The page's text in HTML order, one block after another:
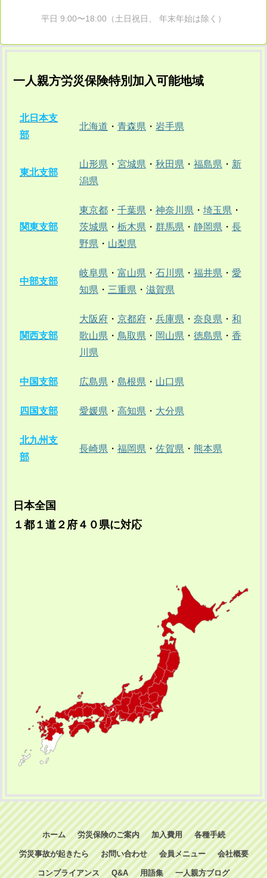
平日 9:00〜18:00（土日祝日、 年末年始は除く）
一人親方労災保険特別加入可能地域
北日本支
部
北海道 ・ 青森県 ・ 岩手県
東北支部
山形県 ・ 宮城県 ・ 秋田県 ・ 福島県 ・ 新
潟県
関東支部
東京都 ・ 千葉県 ・ 神奈川県 ・ 埼玉県 ・
茨城県 ・ 栃木県 ・ 群馬県 ・ 静岡県 ・ 長
野県 ・ 山梨県
中部支部
岐阜県 ・ 富山県 ・ 石川県 ・ 福井県 ・ 愛
知県 ・ 三重県 ・ 滋賀県
関西支部
大阪府 ・ 京都府 ・ 兵庫県 ・ 奈良県 ・ 和
歌山県 ・ 鳥取県 ・ 岡山県 ・ 徳島県 ・ 香
川県
中国支部 広島県 ・ 島根県 ・ 山口県
四国支部 愛媛県 ・ 高知県 ・ 大分県
北九州支
部
長崎県 ・ 福岡県 ・ 佐賀県 ・ 熊本県
日本全国
１都１道２府４０県に対応
ホーム 労災保険のご案内 加入費用 各種手続
労災事故が起きたら お問い合わせ 会員メニュー 会社概要
コンプライアンス Q&A 用語集 一人親方ブログ